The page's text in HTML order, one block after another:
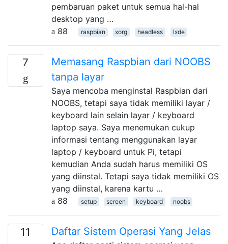
pembaruan paket untuk semua hal-hal
desktop yang …
88
raspbian xorg headless lxde
7
Memasang Raspbian dari NOOBS
tanpa layar
Saya mencoba menginstal Raspbian dari
NOOBS, tetapi saya tidak memiliki layar /
keyboard lain selain layar / keyboard
laptop saya. Saya menemukan cukup
informasi tentang menggunakan layar
laptop / keyboard untuk Pi, tetapi
kemudian Anda sudah harus memiliki OS
yang diinstal. Tetapi saya tidak memiliki OS
yang diinstal, karena kartu …
88
setup screen keyboard noobs
11 Daftar Sistem Operasi Yang Jelas